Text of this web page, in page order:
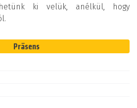
ki velük, anélkül, hogy
Präsens